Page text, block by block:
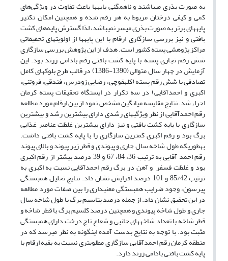
به صورت بذری می‎باشند و ناهمگنی پایه‎ها باعث تفاوت در ویژگی‌های
کمی و کیفی درختان مربوط به هر رقم شده و همچنین امکان تکثیر
پایه‎های برتر به صورت بذری میسر نمی‎باشد، لذا گسترش پایه‌های کشت
بافتی و نیز بررسی سازگاری ارقام با این پایه‎ها از اولویت‎های تحقیقاتی
مراکز پژوهشی پسته کشور است. هدف از این پژوهش بررسی سازگاری
شش رقم تجاری پسته با پایه‌ کشت بافتی رقم بادامی زرند بود. این
آزمایش در چهار سال متوالی (1390-1386) در قالب طرح بلوک‎های کامل
تصادفی با شش رقم پسته (کله‎قوچی، رضایی زودرس، فندقی، فروتنی،
اکبری و احمدآقایی) در سه تکرار در ایستگاه تحقیقات پسته کرمان
اجراء شد. نتایج مقایسه میانگین مشخص نمود از بین ارقام مورد مطالعه
رقم احمدآقایی از نظر ویژگی‎های رشدی دارای بیشترین رشد و بیشترین
سازگاری با پایه کشت بافتی و نیز دارای بیشترین غلظت عناصر غذایی
برگ بود و رقم اکبری کمترین سازگاری را با پایه‌ کشت بافتی داشت.
به‎طوری‎که طول شاخه سال جاری و پیوندی و قطر زیر پیوند و بالای پیوند
رقم احمد آقایی به ترتیب 36، 84، 67 و 39 درصد بیشتر از رقم اکبری
بود و غلظت فسفر و آهن در برگ رقم احمدآقایی نسبت به اکبری به
ترتیب 85/42 و 101 درصد افزایش نشان داد. نتایج تحلیل همبستگی
پیرسون، وجود ضرایب همبستگی معنی‏داری را بین صفات مورد مطالعه
در این تحقیق نشان داد. از جمله درصد پتاسیم برگ با طول شاخه سال
جاری و طول شاخه پیوندی و همچنین درصد کلسیم برگ با قطر شاخه و
قطر شاخه با تعداد شاخه‎های جانبی و شعاع تاج درخت دارای همبستگی
مثبت بود. با توجه به نتایج بدست آمده این‎گونه به نظر می‎رسد که در
منطقه کرمان رقم احمدآقایی سازگاری مطلوب‏تری نسبت به بقیه ارقام با
پایه کشت بافتی بادامی زرند دارد.